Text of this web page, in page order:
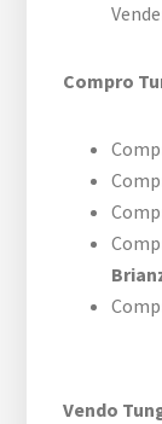
Compro
Vendo